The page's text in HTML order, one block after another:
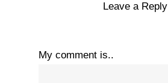
Leave a Reply
My comment is..